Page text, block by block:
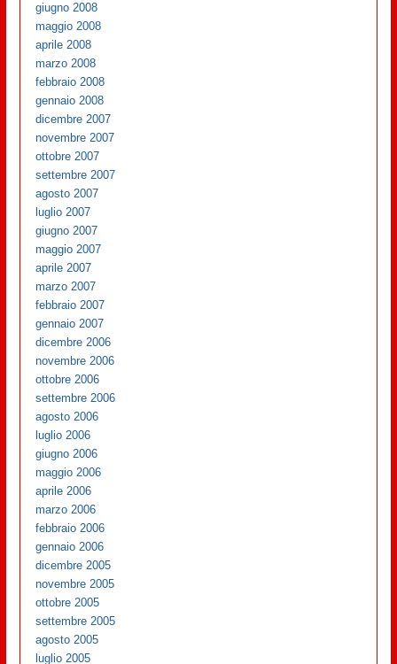
giugno 2008
maggio 2008
aprile 2008
marzo 2008
febbraio 2008
gennaio 2008
dicembre 2007
novembre 2007
ottobre 2007
settembre 2007
agosto 2007
luglio 2007
giugno 2007
maggio 2007
aprile 2007
marzo 2007
febbraio 2007
gennaio 2007
dicembre 2006
novembre 2006
ottobre 2006
settembre 2006
agosto 2006
luglio 2006
giugno 2006
maggio 2006
aprile 2006
marzo 2006
febbraio 2006
gennaio 2006
dicembre 2005
novembre 2005
ottobre 2005
settembre 2005
agosto 2005
luglio 2005